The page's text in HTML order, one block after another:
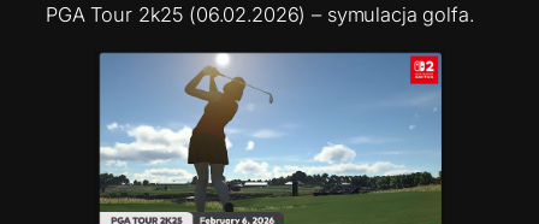
PGA Tour 2k25 (06.02.2026) – symulacja golfa.